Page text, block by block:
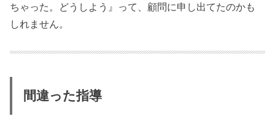
ちゃった。どうしよう』って、顧問に申し出てたのかも
しれません。
間違った指導